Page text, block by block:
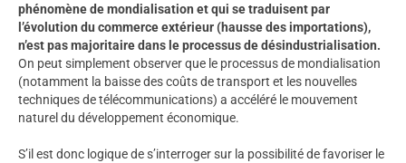
phénomène de mondialisation et qui se traduisent par
l’évolution du commerce extérieur (hausse des importations),
n’est pas majoritaire dans le processus de désindustrialisation.
On peut simplement observer que le processus de mondialisation
(notamment la baisse des coûts de transport et les nouvelles
techniques de télécommunications) a accéléré le mouvement
naturel du développement économique.
S’il est donc logique de s’interroger sur la possibilité de favoriser le